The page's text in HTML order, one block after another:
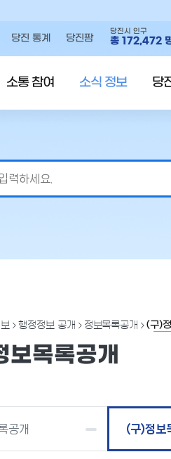
당진 통계 당진팜
당진시 인구
총 172,472
소통 참여 소식 정보 당
행정정보 공개 정보목록공개 (구)
보목록공개
공개 (구)정보